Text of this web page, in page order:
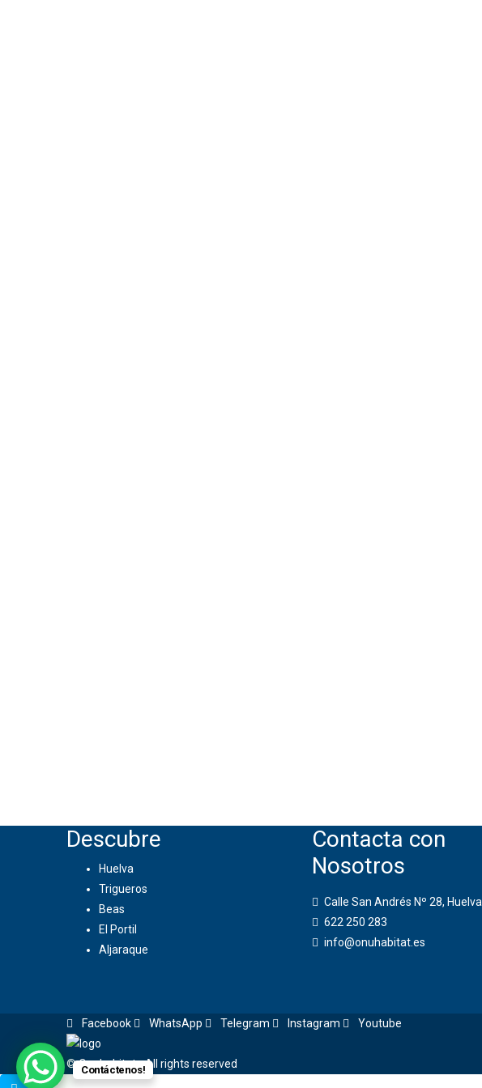
Descubre
Huelva
Trigueros
Beas
El Portil
Aljaraque
Contacta con
Nosotros
Calle San Andrés Nº 28, Huelva
622 250 283
info@onuhabitat.es
Facebook WhatsApp Telegram Instagram Youtube
© Onuhabitat - All rights reserved
Contáctenos!